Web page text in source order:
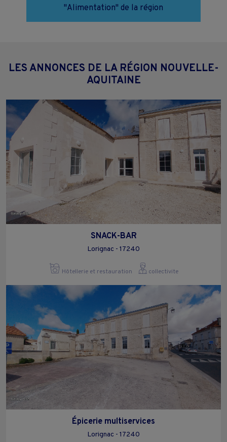
"Alimentation" de la région
LES ANNONCES DE LA RÉGION NOUVELLE-
AQUITAINE
SNACK-BAR
Lorignac - 17240
Hôtellerie et restauration collectivite
Épicerie multiservices
Lorignac - 17240